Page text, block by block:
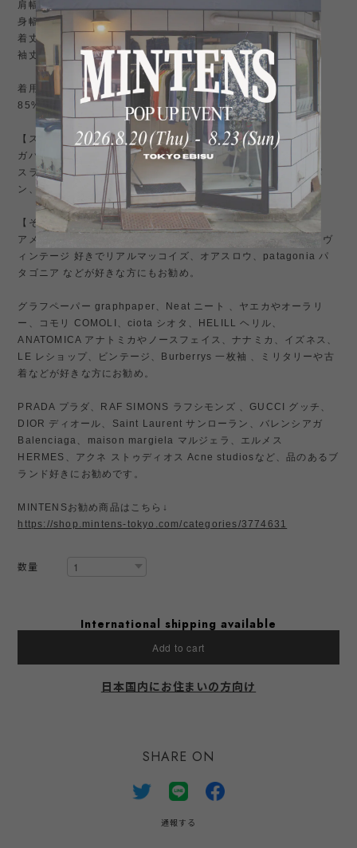
肩幅約53cm
身幅約63cm
着丈約120cm
袖丈約68cm
着用モデル185cm85kg
85%ポリエステル 15%ナイロン フランス製
【スタイル】
ガバッと羽織るだけでふんわりシルエット。
スラックス合わせでももちもん、ジャケットスタイルや、チノパ
ン、ミリタリーパンツ、ローファー合わせにも抜群。
【その他】
アメリカ古着やミリタリー、アメトラやビンテージデニムなど、ヴ
ィンテージ 好きでリアルマッコイズ、オアスロウ、patagonia パ
タゴニア などが好きな方にもお勧め。
グラフペーパー graphpaper、Neat ニート 、ヤエカやオーラリ
ー、コモリ COMOLI、ciota シオタ、HELILL ヘリル、
ANATOMICA アナトミカやノースフェイス、ナナミカ、イズネス、
LE レショップ、ビンテージ、Burberrys 一枚袖 、ミリタリーや古
着などが好きな方にお勧め。
PRADA プラダ、RAF SIMONS ラフシモンズ 、GUCCI グッチ、
DIOR ディオール、Saint Laurent サンローラン、バレンシアガ
Balenciaga、maison margiela マルジェラ、エルメス
HERMES、アクネ ストゥディオス Acne studiosなど、品のあるブ
ランド好きにお勧めです。
MINTENSお勧め商品はこちら↓
https://shop.mintens-tokyo.com/categories/3774631
数量
International shipping available
Add to cart
日本国内にお住まいの方向け
SHARE ON
通報する